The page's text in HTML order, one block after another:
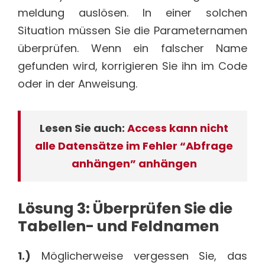
meldung auslösen. In einer solchen
Situation müssen Sie die Parameternamen
überprüfen. Wenn ein falscher Name
gefunden wird, korrigieren Sie ihn im Code
oder in der Anweisung.
Lesen Sie auch: Access kann nicht
alle Datensätze im Fehler “Abfrage
anhängen” anhängen
Lösung 3: Überprüfen Sie die
Tabellen- und Feldnamen
1.) Möglicherweise vergessen Sie, das